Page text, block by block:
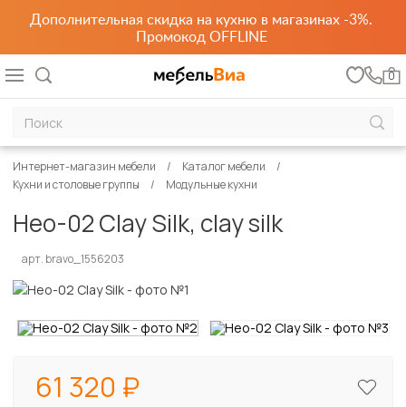
Дополнительная скидка на кухню в магазинах -3%.
Промокод OFFLINE
0
Интернет-магазин мебели
Каталог мебели
Кухни и столовые группы
Модульные кухни
Нео-02 Clay Silk, clay silk
арт. bravo_1556203
61 320